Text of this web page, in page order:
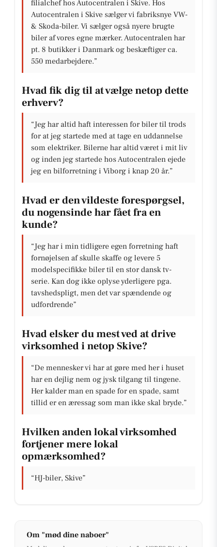
filialchef hos Autocentralen i Skive. Hos
Autocentralen i Skive sælger vi fabriksnye VW-
& Skoda-biler. Vi sælger også nyere brugte
biler af vores egne mærker. Autocentralen har
pt. 8 butikker i Danmark og beskæftiger ca.
550 medarbejdere.”
Hvad fik dig til at vælge netop dette
erhverv?
“Jeg har altid haft interessen for biler til trods
for at jeg startede med at tage en uddannelse
som elektriker. Bilerne har altid været i mit liv
og inden jeg startede hos Autocentralen ejede
jeg en bilforretning i Viborg i knap 20 år.”
Hvad er den vildeste forespørgsel,
du nogensinde har fået fra en
kunde?
“Jeg har i min tidligere egen forretning haft
fornøjelsen af skulle skaffe og levere 5
modelspecifikke biler til en stor dansk tv-
serie. Kan dog ikke oplyse yderligere pga.
tavshedspligt, men det var spændende og
udfordrende”
Hvad elsker du mest ved at drive
virksomhed i netop Skive?
“De mennesker vi har at gøre med her i huset
har en dejlig nem og jysk tilgang til tingene.
Her kalder man en spade for en spade, samt
tillid er en æressag som man ikke skal bryde.”
Hvilken anden lokal virksomhed
fortjener mere lokal
opmærksomhed?
“HJ-biler, Skive”
Om "mød dine naboer"